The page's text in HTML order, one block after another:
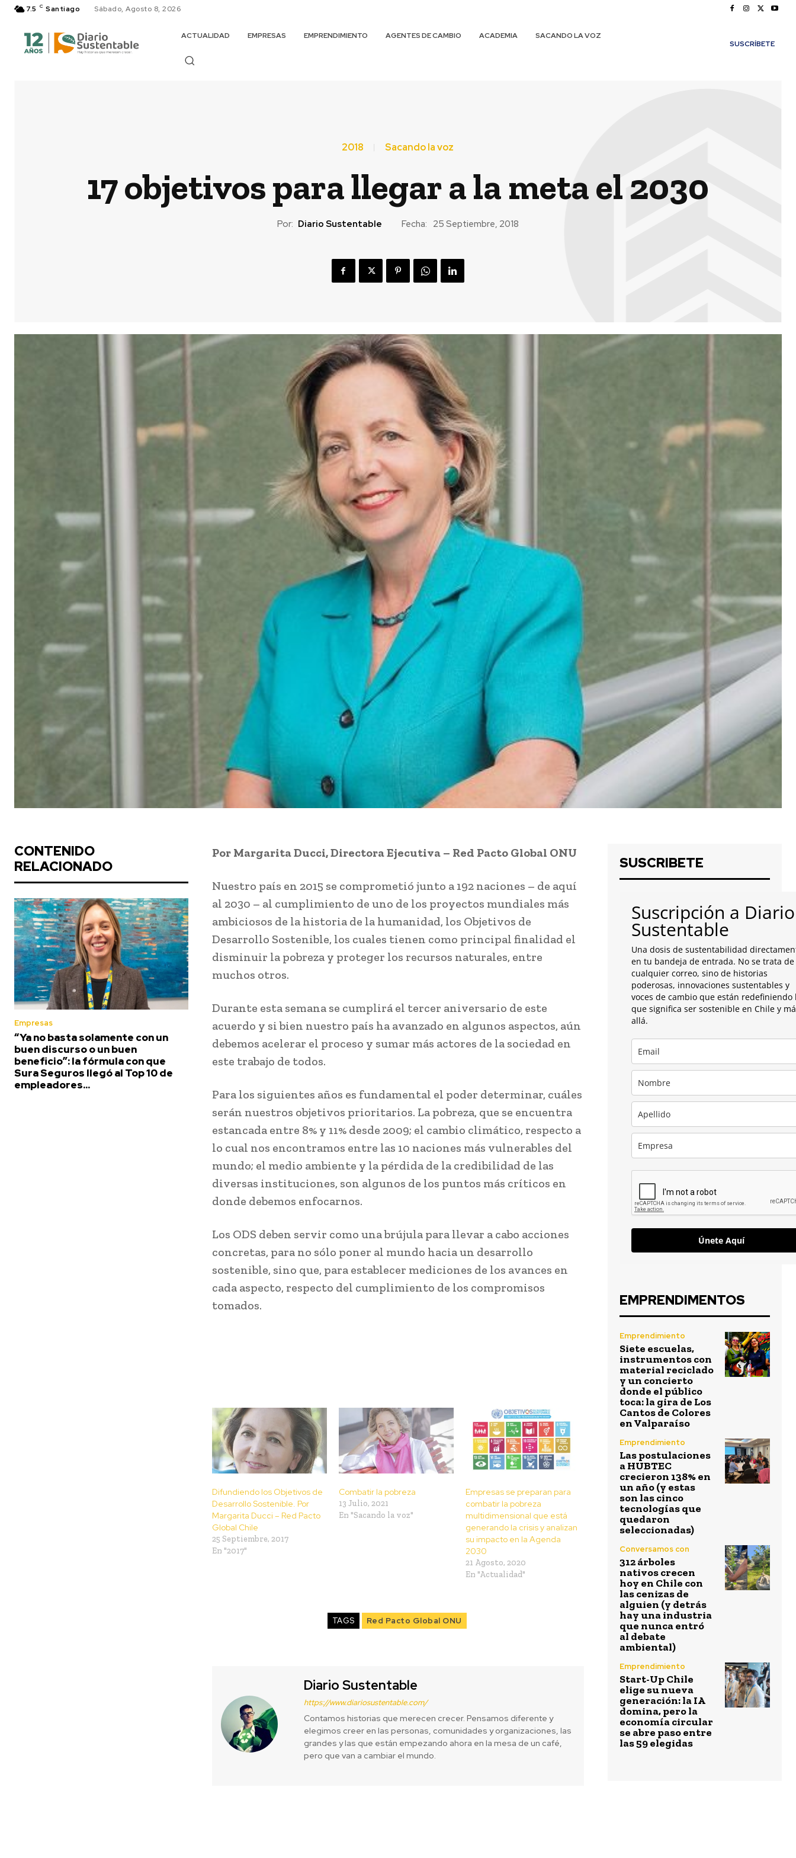
7.5 C Santiago Sábado, Agosto 8, 2026
ACTUALIDAD EMPRESAS EMPRENDIMIENTO AGENTES DE CAMBIO ACADEMIA
SACANDO LA VOZ
SUSCRÍBETE
2018 Sacando la voz
17 objetivos para llegar a la meta el 2030
Por: Diario Sustentable Fecha: 25 Septiembre, 2018
CONTENIDO
RELACIONADO
Empresas
“Ya no basta solamente con un
buen discurso o un buen
beneficio”: la fórmula con que
Sura Seguros llegó al Top 10 de
empleadores...
Por Margarita Ducci, Directora Ejecutiva – Red Pacto Global ONU
Nuestro país en 2015 se comprometió junto a 192 naciones – de aquí
al 2030 – al cumplimiento de uno de los proyectos mundiales más
ambiciosos de la historia de la humanidad, los Objetivos de
Desarrollo Sostenible, los cuales tienen como principal finalidad el
disminuir la pobreza y proteger los recursos naturales, entre
muchos otros.
Durante esta semana se cumplirá el tercer aniversario de este
acuerdo y si bien nuestro país ha avanzado en algunos aspectos, aún
debemos acelerar el proceso y sumar más actores de la sociedad en
este trabajo de todos.
Para los siguientes años es fundamental el poder determinar, cuáles
serán nuestros objetivos prioritarios. La pobreza, que se encuentra
estancada entre 8% y 11% desde 2009; el cambio climático, respecto a
lo cual nos encontramos entre las 10 naciones más vulnerables del
mundo; el medio ambiente y la pérdida de la credibilidad de las
diversas instituciones, son algunos de los puntos más críticos en
donde debemos enfocarnos.
Los ODS deben servir como una brújula para llevar a cabo acciones
concretas, para no sólo poner al mundo hacia un desarrollo
sostenible, sino que, para establecer mediciones de los avances en
cada aspecto, respecto del cumplimiento de los compromisos
tomados.
Difundiendo los Objetivos de
Desarrollo Sostenible. Por
Margarita Ducci – Red Pacto
Global Chile
25 Septiembre, 2017
En "2017"
Combatir la pobreza
13 Julio, 2021
En "Sacando la voz"
Empresas se preparan para
combatir la pobreza
multidimensional que está
generando la crisis y analizan
su impacto en la Agenda
2030
21 Agosto, 2020
En "Actualidad"
TAGS Red Pacto Global ONU
Diario Sustentable
https://www.diariosustentable.com/
Contamos historias que merecen crecer. Pensamos diferente y
elegimos creer en las personas, comunidades y organizaciones, las
grandes y las que están empezando ahora en la mesa de un café,
pero que van a cambiar el mundo.
SUSCRIBETE
Suscripción a Diario
Sustentable
Una dosis de sustentabilidad
en tu bandeja de entrada. No se trata de
cualquier correo, sino de historias
poderosas, innovaciones sustentables y
voces de cambio que están redefiniendo
que significa ser sostenible en Chile y
allá.
Únete Aquí
EMPRENDIMENTOS
Emprendimiento
Siete escuelas,
instrumentos con
material reciclado
y un concierto
donde el público
toca: la gira de Los
Cantos de Colores
en Valparaíso
Emprendimiento
Las postulaciones
a HUBTEC
crecieron 138% en
un año (y estas
son las cinco
tecnologías que
quedaron
seleccionadas)
Conversamos con
312 árboles
nativos crecen
hoy en Chile con
las cenizas de
alguien (y detrás
hay una industria
que nunca entró
al debate
ambiental)
Emprendimiento
Start-Up Chile
elige su nueva
generación: la IA
domina, pero la
economía circular
se abre paso entre
las 59 elegidas